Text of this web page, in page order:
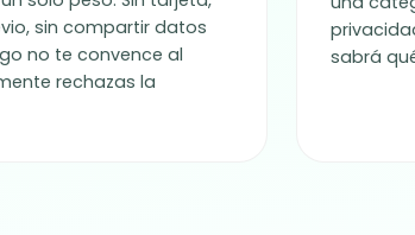
sin compartir datos
no te convence al
rechazas la
sabrá